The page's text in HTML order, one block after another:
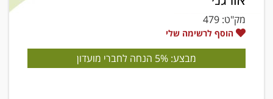
מק"ט: 479
הוסף לרשימה שלי
מבצע: 5% הנחה לחברי מועדון